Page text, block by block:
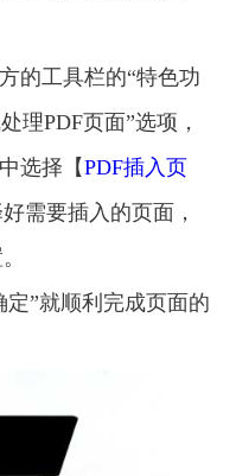
工具栏的“特色功
理PDF页面”选项，
选择【PDF插入页
需要插入的页面，
”就顺利完成页面的